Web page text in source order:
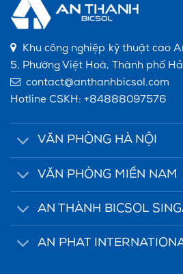
Khu công nghiệp kỹ thuật cao
5, Phường Việt Hoà, Thành phố
contact@anthanhbicsol.com
Hotline CSKH: +84888097576
VĂN PHÒNG HÀ NỘI
VĂN PHÒNG MIỀN NAM
AN THÀNH BICSOL
AN PHAT